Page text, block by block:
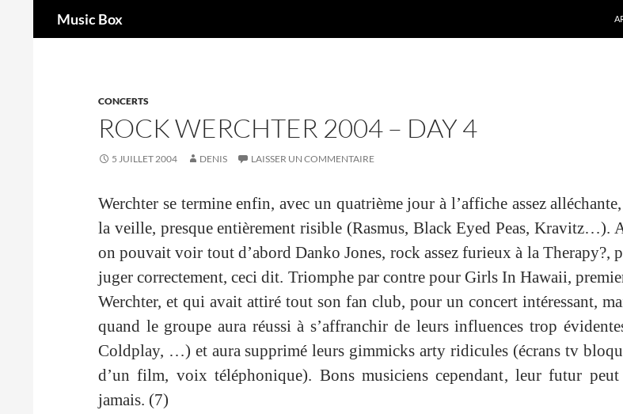
Music Box
CONCERTS
ROCK WERCHTER 2004 – DAY 4
5 JUILLET 2004 DENIS LAISSER UN COMMENTAIRE
Werchter se termine enfin, avec un quatrième jour à l’affiche assez
la veille, presque entièrement risible (Rasmus, Black Eyed Peas, Kravitz…).
on pouvait voir tout d’abord Danko Jones, rock assez furieux à la Therapy?,
juger correctement, ceci dit. Triomphe par contre pour Girls In Hawaii,
Werchter, et qui avait attiré tout son fan club, pour un concert intéressant,
quand le groupe aura réussi à s’affranchir de leurs influences trop
Coldplay, …) et aura supprimé leurs gimmicks arty ridicules (écrans tv
d’un film, voix téléphonique). Bons musiciens cependant, leur futur peut
jamais. (7)